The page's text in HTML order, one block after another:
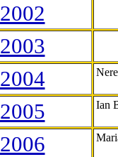
2002
2003
2004
2005 Ian
2006